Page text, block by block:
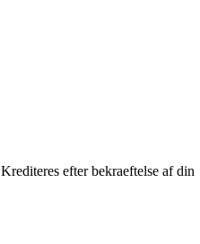
Krediteres efter bekraeftelse af din